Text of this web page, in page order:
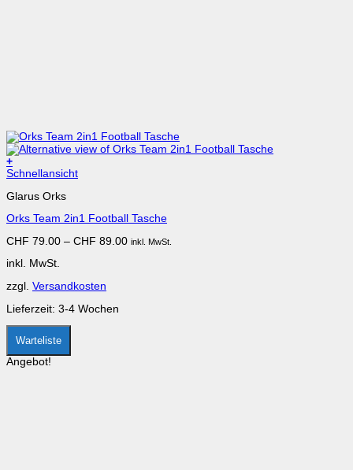
+
Dieses
weist
Varianten
Die
können
der
Produktseite
gewählt
werden
Schnellansicht
Glarus Orks
Orks Team 2in1 Football Tasche
CHF 79.00 – CHF 89.00 inkl. MwSt.
inkl. MwSt.
zzgl. Versandkosten
Lieferzeit: 3-4 Wochen
Warteliste
Angebot!